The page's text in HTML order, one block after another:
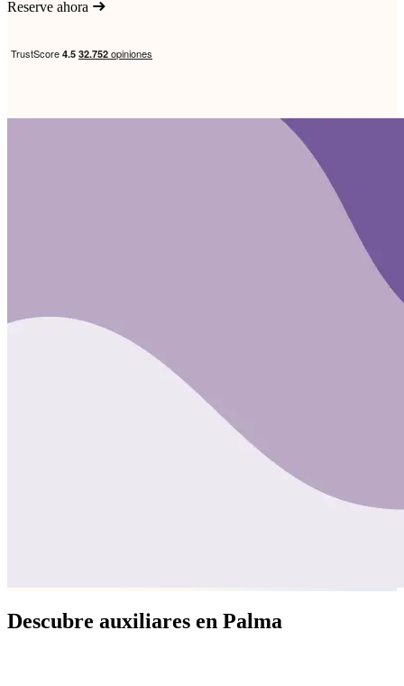
Reserve ahora
Descubre auxiliares en Palma